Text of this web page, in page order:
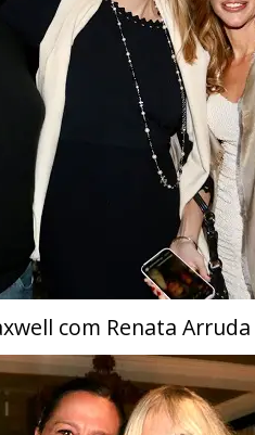
com Renata Arruda